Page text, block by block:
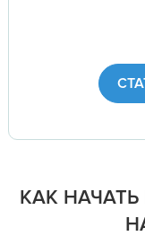
КАК